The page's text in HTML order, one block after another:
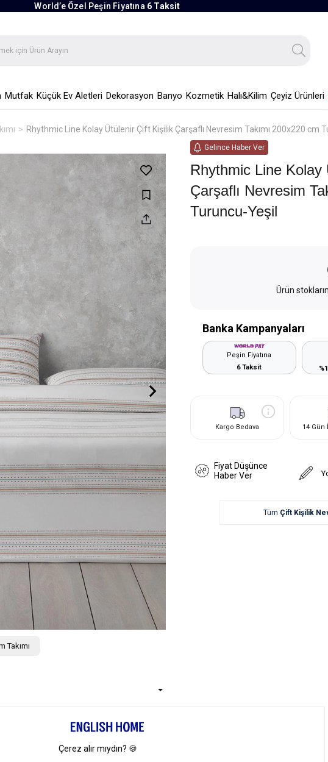
World’e Özel Peşin Fiyatına 6 Taksit
Mutfak Küçük Ev Aletleri Dekorasyon Banyo Kozmetik Halı&Kilim Çeyiz Ürünleri
Rhythmic Line Kolay Ütülenir Çift Kişilik Çarşaflı Nevresim Takımı 200x220 cm
Takımı
Gelince Haber Ver
Rhythmic Line
Çarşaflı Nevresim
Turuncu-Yeşil
Ürün
Banka Kampanyaları
Peşin Fiyatına
6 Taksit
Kargo Bedava 14 Gün
Fiyat Düşünce
Haber Ver
Tüm Çift Kişilik